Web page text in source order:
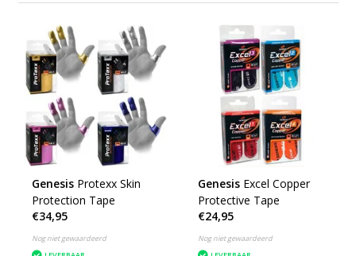
Genesis Protexx Skin
Protection Tape
€34,95
Nog niet gewaardeerd
Genesis Excel Copper
Protective Tape
€24,95
Nog niet gewaardeerd